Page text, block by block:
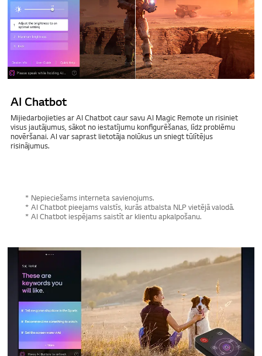
AI Chatbot
Mijiedarbojieties ar AI Chatbot caur savu AI Magic Remote un risiniet
visus jautājumus, sākot no iestatījumu konfigurēšanas, līdz problēmu
novēršanai. AI var saprast lietotāja nolūkus un sniegt tūlītējus
risinājumus.
* Nepieciešams interneta savienojums.
* AI Chatbot pieejams valstīs, kurās atbalsta NLP vietējā valodā.
* AI Chatbot iespējams saistīt ar klientu apkalpošanu.